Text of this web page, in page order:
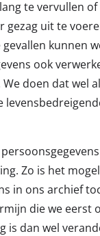
te vervullen
gezag uit te
kunnen
ook
doen dat wel
Zo is het
in ons archief
die we eerst
is dan wel